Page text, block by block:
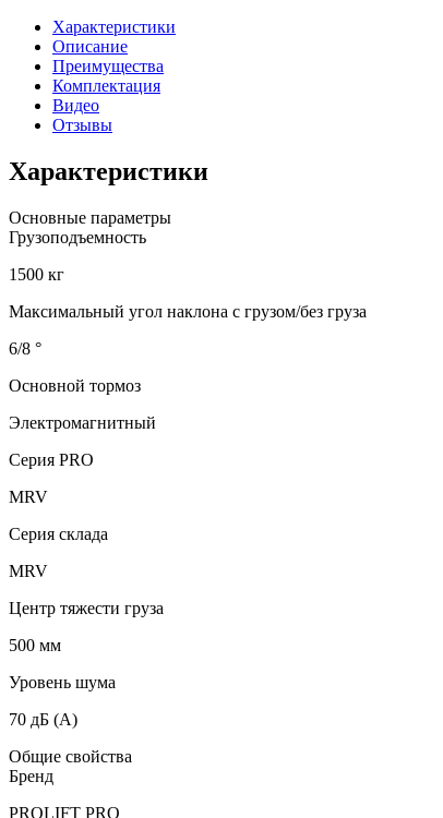
Характеристики
Описание
Преимущества
Комплектация
Видео
Отзывы
Характеристики
Основные параметры
Грузоподъемность
1500 кг
Максимальный угол наклона с грузом/без груза
6/8 °
Основной тормоз
Электромагнитный
Серия PRO
MRV
Серия склада
MRV
Центр тяжести груза
500 мм
Уровень шума
70 дБ (А)
Общие свойства
Бренд
PROLIFT PRO